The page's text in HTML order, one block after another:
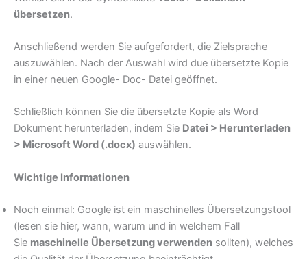
übersetzen.
Anschließend werden Sie aufgefordert, die Zielsprache
auszuwählen. Nach der Auswahl wird due übersetzte Kopie
in einer neuen Google- Doc- Datei geöffnet.
Schließlich können Sie die übersetzte Kopie als Word
Dokument herunterladen, indem Sie Datei > Herunterladen
> Microsoft Word (.docx) auswählen.
Wichtige Informationen
Noch einmal: Google ist ein maschinelles Übersetzungstool
(lesen sie hier, wann, warum und in welchem Fall
Sie maschinelle Übersetzung verwenden sollten), welches